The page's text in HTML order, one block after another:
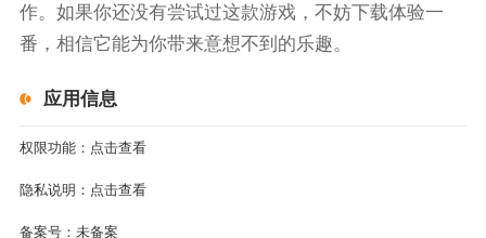
作。如果你还没有尝试过这款游戏，不妨下载体验一
番，相信它能为你带来意想不到的乐趣。
应用信息
权限功能： 点击查看
隐私说明： 点击查看
备案号： 未备案